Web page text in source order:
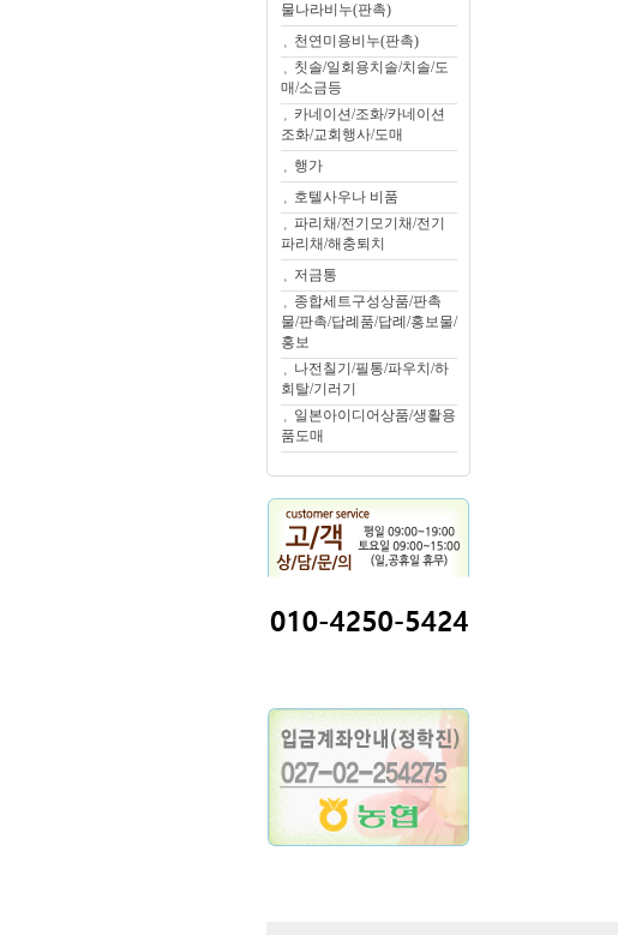
물나라비누(판촉)
천연미용비누(판촉)
칫솔/일회용치솔/치솔/도
매/소금등
카네이션/조화/카네이션
조화/교회행사/도매
행가
호텔사우나 비품
파리채/전기모기채/전기
파리채/해충퇴치
저금통
종합세트구성상품/판촉
물/판촉/답례품/답례/홍보물/
홍보
나전칠기/필통/파우치/하
회탈/기러기
일본아이디어상품/생활용
품도매